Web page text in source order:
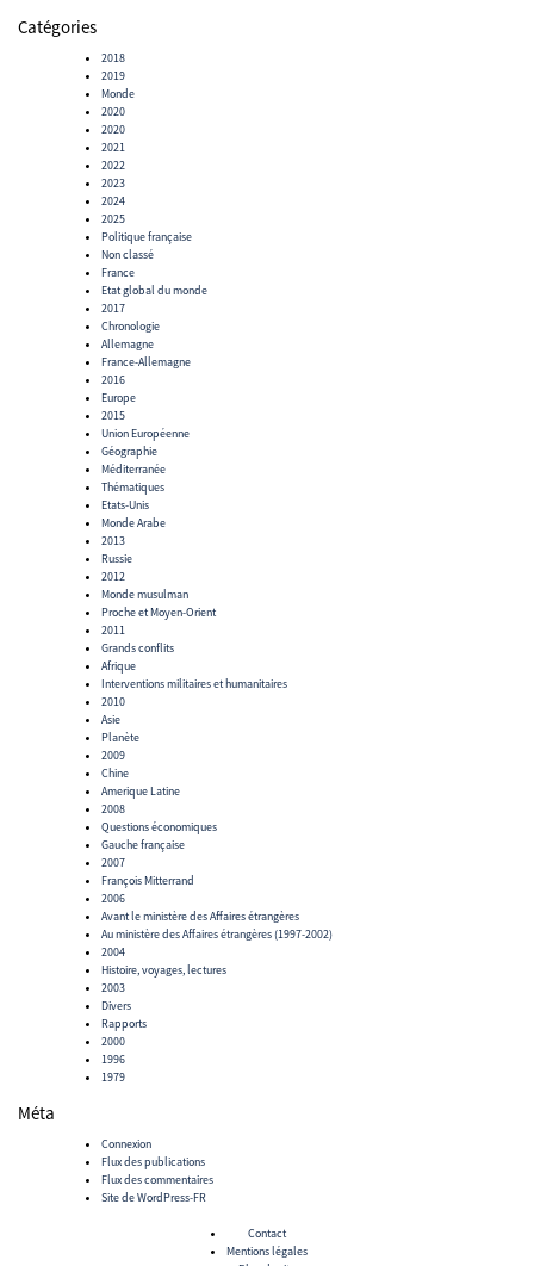
Catégories
2018
2019
Monde
2020
2020
2021
2022
2023
2024
2025
Politique française
Non classé
France
Etat global du monde
2017
Chronologie
Allemagne
France-Allemagne
2016
Europe
2015
Union Européenne
Géographie
Méditerranée
Thématiques
Etats-Unis
Monde Arabe
2013
Russie
2012
Monde musulman
Proche et Moyen-Orient
2011
Grands conflits
Afrique
Interventions militaires et humanitaires
2010
Asie
Planète
2009
Chine
Amerique Latine
2008
Questions économiques
Gauche française
2007
François Mitterrand
2006
Avant le ministère des Affaires étrangères
Au ministère des Affaires étrangères (1997-2002)
2004
Histoire, voyages, lectures
2003
Divers
Rapports
2000
1996
1979
Méta
Connexion
Flux des publications
Flux des commentaires
Site de WordPress-FR
Contact
Mentions légales